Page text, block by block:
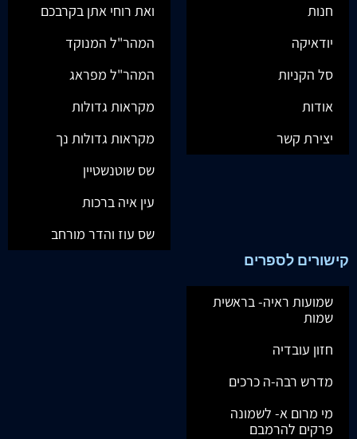
חנות
יודאיקה
סל הקניות
אודות
יצירת קשר
ואת רוחי אתן בקרבכם
המהר"ל המנוקד
המהר"ל מפראג
מקראות גדולות
מקראות גדולות נך
שס שוטנשטיין
עין איה ברכות
שס עוז והדר מורחב
קישורים לספרים
שמועות ראיה- בראשית
שמות
חזון עובדיה
מדרש רבה-ה כרכים
מי מרום א- לשמונה
פרקים להרמבם